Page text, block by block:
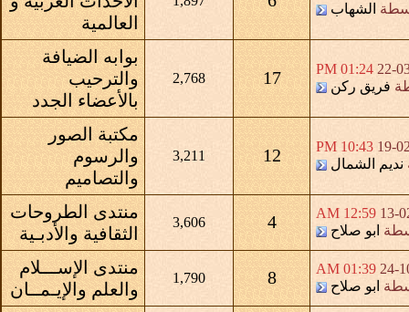
الشهاب
العالمية
22-
01:24 PM
فريق ركن 17
2,768
بوابه الضيافة
والترحيب
بالأعضاء الجدد
19-
10:43 PM
نديم الشمال 12
3,211
مكتبة الصور
والرسوم
والتصاميم
13-
12:59 AM
ابو صلاح 4
3,606
منتدى الطروحات
الثقافية والأدبـية
24-
01:39 AM
ابو صلاح 8
1,790
منتدى الإســـلام
والعلم والإيـمــان